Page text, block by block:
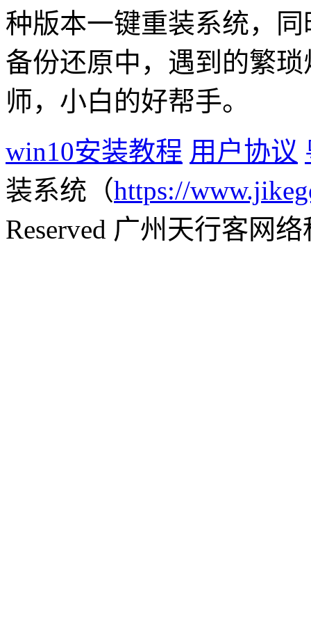
种版本一键重装系统，
备份还原中，遇到的繁
师，小白的好帮手。
win10安装教程 用户协议
装系统（https://
Reserved 广州天行客网